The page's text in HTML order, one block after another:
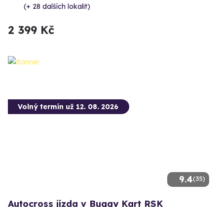
(+ 28 dalších lokalit)
2 399 Kč
9.4(35)
Volný termín už 12. 08. 2026
Autocross jízda v Buggy Kart RSK